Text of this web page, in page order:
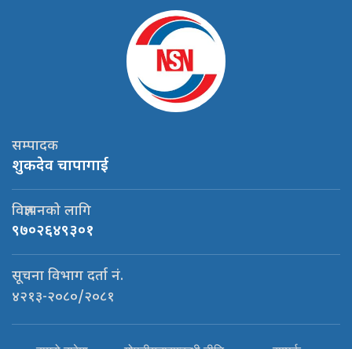
सम्पादक
शुकदेव चापागाई
विज्ञापनको लागि
९७०२६४९३०१
सूचना विभाग दर्ता नं.
४२१३-२०८०/२०८१